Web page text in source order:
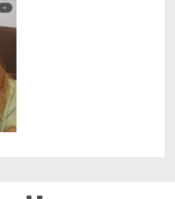
il sito più facile da usare e per